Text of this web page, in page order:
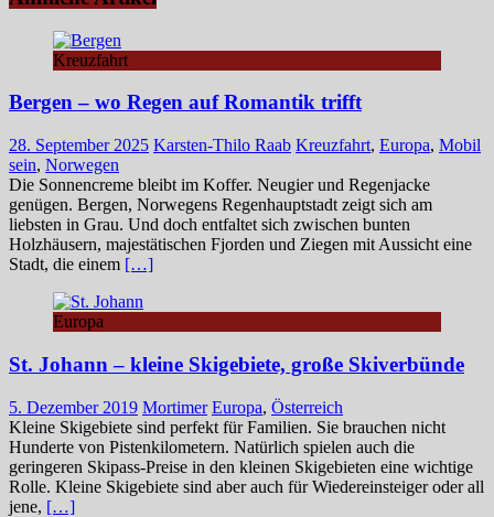
Kreuzfahrt
Bergen – wo Regen auf Romantik trifft
28. September 2025 Karsten-Thilo Raab Kreuzfahrt, Europa, Mobil
sein, Norwegen
Die Sonnencreme bleibt im Koffer. Neugier und Regenjacke
genügen. Bergen, Norwegens Regenhauptstadt zeigt sich am
liebsten in Grau. Und doch entfaltet sich zwischen bunten
Holzhäusern, majestätischen Fjorden und Ziegen mit Aussicht eine
Stadt, die einem […]
Europa
St. Johann – kleine Skigebiete, große Skiverbünde
5. Dezember 2019 Mortimer Europa, Österreich
Kleine Skigebiete sind perfekt für Familien. Sie brauchen nicht
Hunderte von Pistenkilometern. Natürlich spielen auch die
geringeren Skipass-Preise in den kleinen Skigebieten eine wichtige
Rolle. Kleine Skigebiete sind aber auch für Wiedereinsteiger oder all
jene, […]